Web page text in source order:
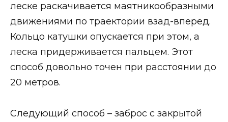
леске раскачивается маятникообразными
движениями по траектории взад-вперед.
Кольцо катушки опускается при этом, а
леска придерживается пальцем. Этот
способ довольно точен при расстоянии до
20 метров.
Следующий способ – заброс с закрытой